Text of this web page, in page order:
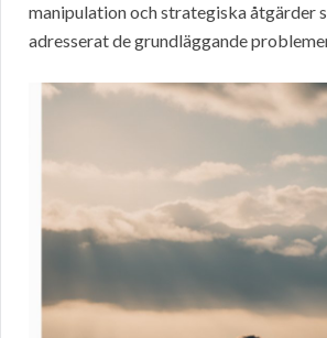
manipulation och strategiska åtgärder
adresserat de grundläggande